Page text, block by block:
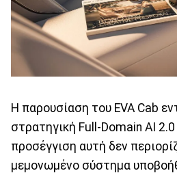
Η παρουσίαση του EVA Cab
στρατηγική Full-Domain AI
προσέγγιση αυτή δεν
μεμονωμένο σύστημα